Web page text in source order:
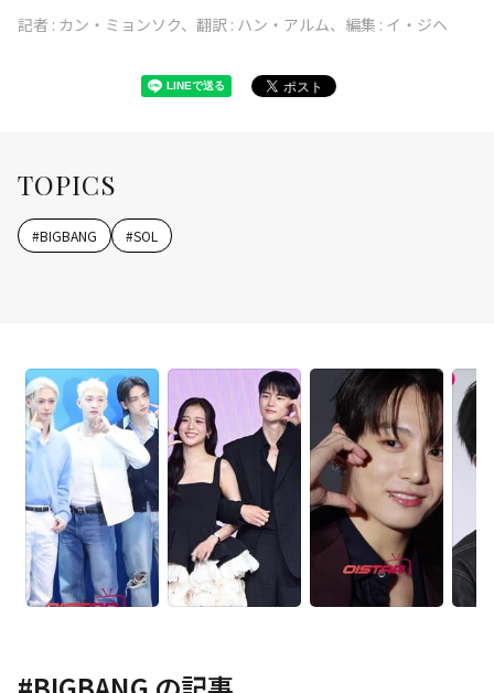
記者 : カン・ミョンソク、翻訳 : ハン・アルム、編集 : イ・ジヘ
TOPICS
#BIGBANG #SOL